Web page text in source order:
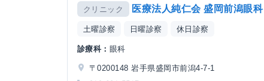
クリニック 医療法人純仁会 盛岡前潟眼科
土曜診察 日曜診察 休日診察
診療科： 眼科
〒0200148 岩手県盛岡市前潟4-7-1